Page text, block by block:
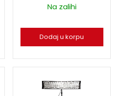
Na zalihi
Dodaj u korpu